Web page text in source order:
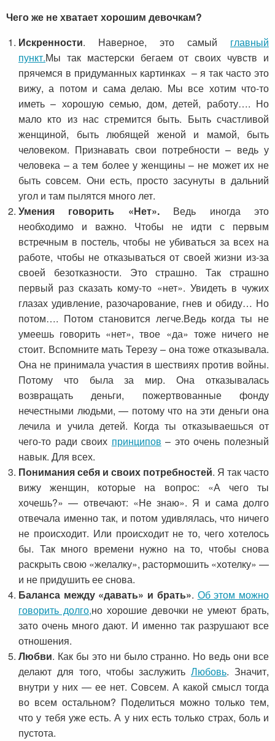
Чего же не хватает хорошим девочкам?
Искренности. Наверное, это самый главный
пункт.Мы так мастерски бегаем от своих чувств и
прячемся в придуманных картинках – я так часто это
вижу, а потом и сама делаю. Мы все хотим что-то
иметь – хорошую семью, дом, детей, работу…. Но
мало кто из нас стремится быть. Быть счастливой
женщиной, быть любящей женой и мамой, быть
человеком. Признавать свои потребности – ведь у
человека – а тем более у женщины – не может их не
быть совсем. Они есть, просто засунуты в дальний
угол и там пылятся много лет.
Умения говорить «Нет». Ведь иногда это
необходимо и важно. Чтобы не идти с первым
встречным в постель, чтобы не убиваться за всех на
работе, чтобы не отказываться от своей жизни из-за
своей безотказности. Это страшно. Так страшно
первый раз сказать кому-то «нет». Увидеть в чужих
глазах удивление, разочарование, гнев и обиду… Но
потом…. Потом становится легче.Ведь когда ты не
умеешь говорить «нет», твое «да» тоже ничего не
стоит. Вспомните мать Терезу – она тоже отказывала.
Она не принимала участия в шествиях против войны.
Потому что была за мир. Она отказывалась
возвращать деньги, пожертвованные фонду
нечестными людьми, — потому что на эти деньги она
лечила и учила детей. Когда ты отказываешься от
чего-то ради своих принципов – это очень полезный
навык. Для всех.
Понимания себя и своих потребностей. Я так часто
вижу женщин, которые на вопрос: «А чего ты
хочешь?» — отвечают: «Не знаю». Я и сама долго
отвечала именно так, и потом удивлялась, что ничего
не происходит. Или происходит не то, чего хотелось
бы. Так много времени нужно на то, чтобы снова
раскрыть свою «желалку», растормошить «хотелку» —
и не придушить ее снова.
Баланса между «давать» и брать». Об этом можно
говорить долго,но хорошие девочки не умеют брать,
зато очень много дают. И именно так разрушают все
отношения.
Любви. Как бы это ни было странно. Но ведь они все
делают для того, чтобы заслужитьЛюбовь. Значит,
внутри у них — ее нет. Совсем. А какой смысл тогда
во всем остальном? Поделиться можно только тем,
что у тебя уже есть. А у них есть только страх, боль и
пустота.